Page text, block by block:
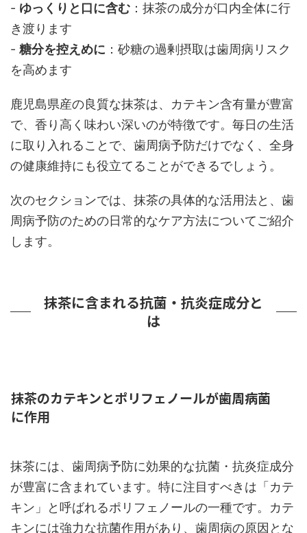
- ゆっくりと口に含む ：抹茶の成分が口内全体に行
き渡ります
- 糖分を控えめに ：砂糖の過剰摂取は歯周病リスク
を高めます
鹿児島県産の良質な抹茶は、カテキン含有量が豊富
で、香り高く味わい深いのが特徴です。毎日の生活
に取り入れることで、歯周病予防だけでなく、全身
の健康維持にも役立てることができるでしょう。
次のセクションでは、抹茶の具体的な活用法と、歯
周病予防のための日常的なケア方法についてご紹介
します。
抹茶に含まれる抗菌・抗炎症成分と
は
抹茶のカテキンとポリフェノールが歯周病菌
に作用
抹茶には、歯周病予防に効果的な抗菌・抗炎症成分
が豊富に含まれています。特に注目すべきは「カテ
キン」と呼ばれるポリフェノールの一種です。カテ
キンには強力な抗菌作用があり、歯周病の原因とな